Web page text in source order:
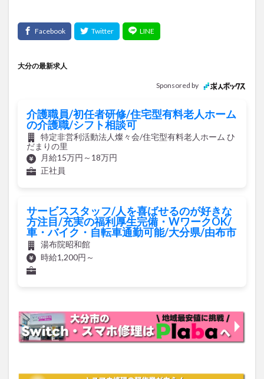
大分の最新求人
Sponsored by
介護職員/初任者研修/住宅型有料老人ホーム
の介護職/シフト相談可
特定非営利活動法人燦々会/住宅型有料老人ホーム ひ
だまりの里
月給15万円～18万円
正社員
サービススタッフ/人を喜ばせるのが好きな
方注目/充実の福利厚生完備・WワークOK/
車・バイク・自転車通勤可能/大分県/由布市
湯布院昭和館
時給1,200円～